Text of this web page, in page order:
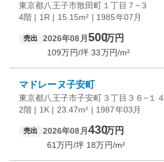
東京都八王子市散田町１丁目７−３
4階 | 1R | 15.15m² | 1985年07月
売出 2026年08月 500万円
109万円/坪 33万円/m²
マドレーヌ子安町
東京都八王子市子安町３丁目３６−１４
2階 | 1K | 23.47m² | 1987年03月
売出 2026年08月 430万円
61万円/坪 18万円/m²